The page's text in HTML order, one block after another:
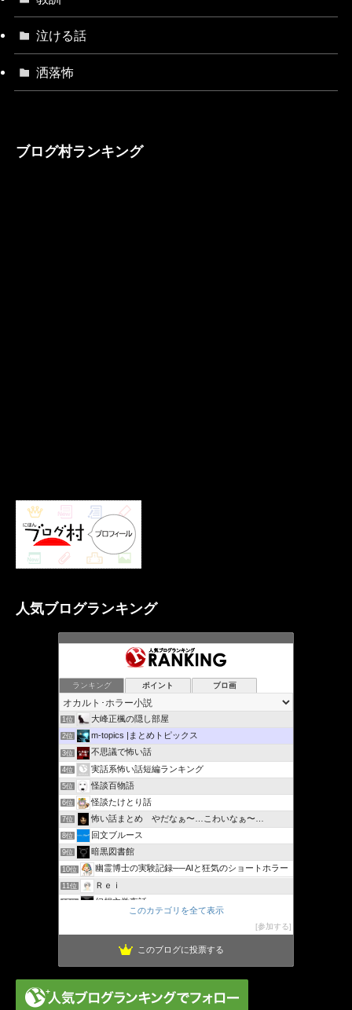
泣ける話
洒落怖
ブログ村ランキング
人気ブログランキング
ランキング ポイント ブロ画
1位 大峰正楓の隠し部屋
2位 m-topics |まとめトピックス
3位 不思議で怖い話
4位 実話系怖い話短編ランキング
5位 怪談百物語
6位 怪談たけとり話
7位 怖い話まとめ やだなぁ〜…こわいなぁ〜…
8位 回文ブルース
9位 暗黒図書館
10位 幽霊博士の実験記録──AIと狂気のショートホラー
11位 Ｒｅｉ
12位 幻想文学夜話
14位 怖いと感じた先に見えるもの(心霊・オカルト・恐怖体験談)
視世陽木の怖い話 | 手軽に読める短編実話集
このカテゴリを全て表示
参加する
このブログに投票する